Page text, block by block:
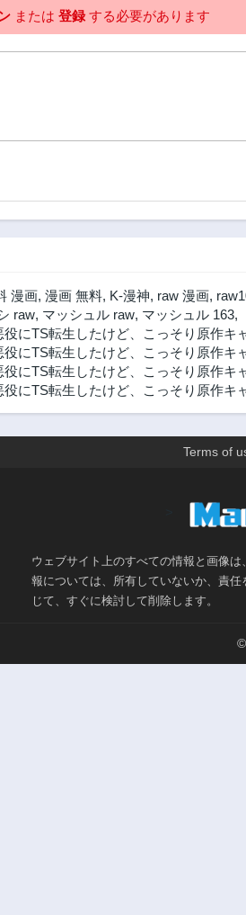
または 登録する必要があります
漫画, 漫画 無料, K-漫神, raw 漫画,
raw, マッシュル raw, マッシュル 163,
にTS転生したけど、こっそり原作キ
にTS転生したけど、こっそり原作キ
にTS転生したけど、こっそり原作キ
にTS転生したけど、こっそり原作キ
Terms of
ウェブサイト上のすべての情報と画像
報については、所有していないか、責
じて、すぐに検討して削除します。